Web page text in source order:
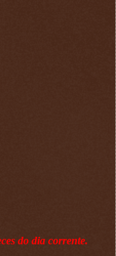
do dia corrente.